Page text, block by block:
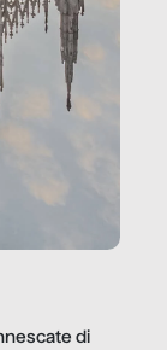
di